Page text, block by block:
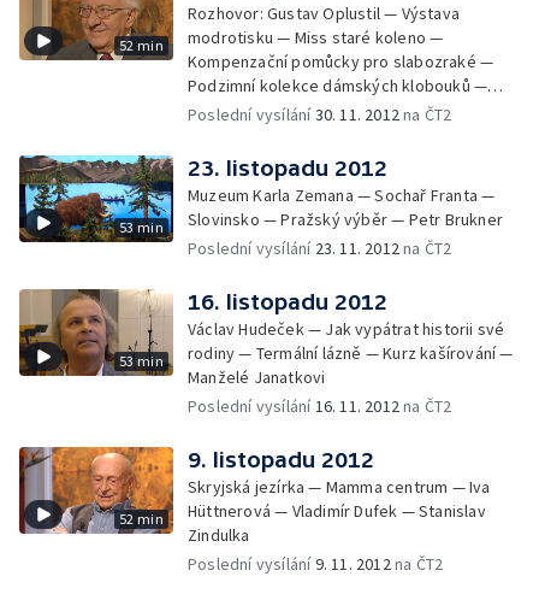
52 min
Rozhovor: Gustav Oplustil — Výstava
modrotisku — Miss staré koleno —
Kompenzační pomůcky pro slabozraké —
Podzimní kolekce dámských klobouků —
Výstava o historii Vinohrad a Žižkova —
Poslední vysílání30. 11. 2012 na ČT2
53 min
23. listopadu 2012
Muzeum Karla Zemana — Sochař Franta —
Slovinsko — Pražský výběr — Petr Brukner
Poslední vysílání 23. 11. 2012 na ČT2
53 min
16. listopadu 2012
Václav Hudeček — Jak vypátrat historii své
rodiny — Termální lázně — Kurz kašírování —
Manželé Janatkovi
Poslední vysílání 16. 11. 2012 na ČT2
52 min
9. listopadu 2012
Skryjská jezírka — Mamma centrum — Iva
Hüttnerová — Vladimír Dufek — Stanislav
Zindulka
Poslední vysílání9. 11. 2012 na ČT2